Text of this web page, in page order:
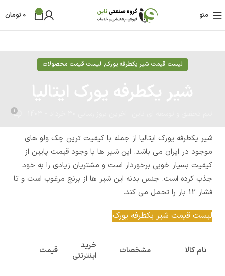
منو 0
0 تومان
لیست قیمت شیر یکطرفه یورک, لیست قیمت محصولات
1
شیر یکطرفه یورک ایتالیا از جمله با کیفیت ترین چک ولو های
موجود در ایران می باشد. این شیر ها با وجود قیمت پایین از
کیفیت بسیار خوبی برخوردار است و مشتریان زیادی را به خود
جذب کرده است. جنس بدنه این شیر ها از برنج مرغوب است و تا
فشار 12 بار را تحمل می کند.
لیست قیمت شیر یکطرفه یورک
نام کالا مشخصات
خرید
اینترنتی
قیمت